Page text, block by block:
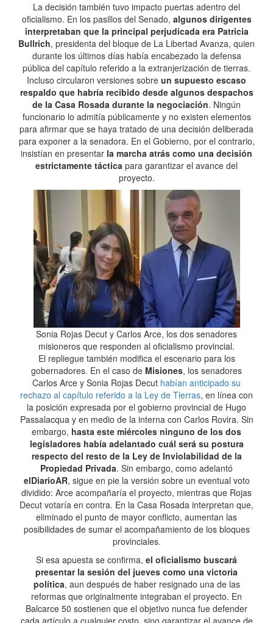
La decisión también tuvo impacto puertas adentro del
oficialismo. En los pasillos del Senado, algunos dirigentes
interpretaban que la principal perjudicada era Patricia
Bullrich, presidenta del bloque de La Libertad Avanza, quien
durante los últimos días había encabezado la defensa
pública del capítulo referido a la extranjerización de tierras.
Incluso circularon versiones sobre un supuesto escaso
respaldo que habría recibido desde algunos despachos
de la Casa Rosada durante la negociación. Ningún
funcionario lo admitía públicamente y no existen elementos
para afirmar que se haya tratado de una decisión deliberada
para exponer a la senadora. En el Gobierno, por el contrario,
insistían en presentar la marcha atrás como una decisión
estrictamente táctica para garantizar el avance del
proyecto.
Sonia Rojas Decut y Carlos Arce, los dos senadores
misioneros que responden al oficialismo provincial.
El repliegue también modifica el escenario para los
gobernadores. En el caso de Misiones, los senadores
Carlos Arce y Sonia Rojas Decut habían anticipado su
rechazo al capítulo referido a la Ley de Tierras, en línea con
la posición expresada por el gobierno provincial de Hugo
Passalacqua y en medio de la interna con Carlos Rovira. Sin
embargo, hasta este miércoles ninguno de los dos
legisladores había adelantado cuál será su postura
respecto del resto de la Ley de Inviolabilidad de la
Propiedad Privada. Sin embargo, como adelantó
elDiarioAR, sigue en pie la versión sobre un eventual voto
dividido: Arce acompañaría el proyecto, mientras que Rojas
Decut votaría en contra. En la Casa Rosada interpretan que,
eliminado el punto de mayor conflicto, aumentan las
posibilidades de sumar el acompañamiento de los bloques
provinciales.
Si esa apuesta se confirma, el oficialismo buscará
presentar la sesión del jueves como una victoria
política, aun después de haber resignado una de las
reformas que originalmente integraban el proyecto. En
Balcarce 50 sostienen que el objetivo nunca fue defender
cada artículo a cualquier costo, sino garantizar el avance de